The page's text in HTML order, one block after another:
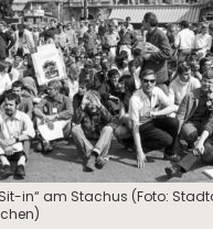
in“ am Stachus (Foto: